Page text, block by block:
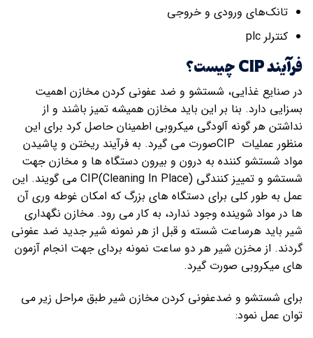
تانک‌های ورودی و خروجی
کنترلر plc
فرآیند CIP چیست؟
در صنایع غذایی، شستشو و ضد عفونی کردن مخازن اهمیت
بسزایی دارد. بنا بر این باید مخازن همیشه تمیز باشند و از
نداشتن هر گونه آلودگی میکروبی اطمینان حاصل کرد برای این
منظور عملیات CIPصورت می گیرد. به فرآیند ریختن و پاشیدن
مواد شستشو کننده به درون و بیرون دستگاه ها و مخازن جهت
شستشو و تمییز کنندگی CIP(Cleaning In Place) می گویند. این
عمل به طور کلی برای دستگاه های بزرگ که امکان غوطه وری آن
ها در مواد شوینده وجود ندارد، به کار می رود. مخازن نگهداری
شیر باید هرساعت شسته و قبل از هر نمونه شیر جدید ضد عفونی
گردند. از مخزن شیر هر دو ساعت نمونه بردای جهت انجام آزمون
های میکروبی صورت گیرد.
برای شستشو و ضدعفونی کردن مخازن شیر طبق مراحل زیر می
توان عمل نمود: